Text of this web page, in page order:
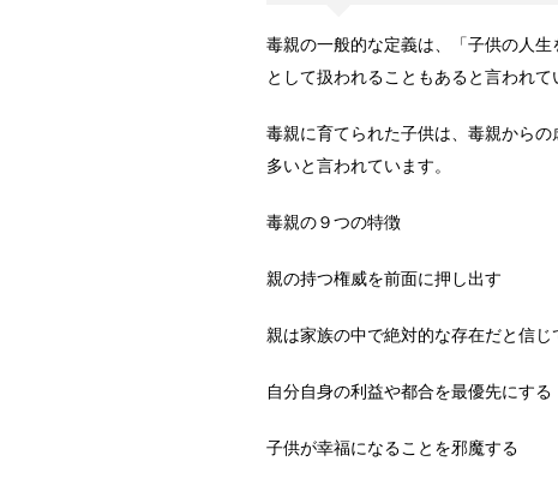
毒親の一般的な定義は、「子供の人
として扱われることもあると言われて
毒親に育てられた子供は、毒親から
多いと言われています。
毒親の９つの特徴
親の持つ権威を前面に押し出す
親は家族の中で絶対的な存在だと信じ
自分自身の利益や都合を最優先にする
子供が幸福になることを邪魔する